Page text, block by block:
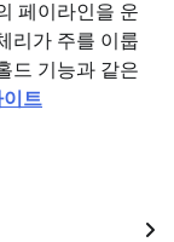
페이라인을 운
리가 주를 이룹
드 기능과 같은
이트